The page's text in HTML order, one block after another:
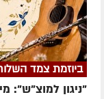
ביוזמת צמד
"ניגון למוצ"ש":